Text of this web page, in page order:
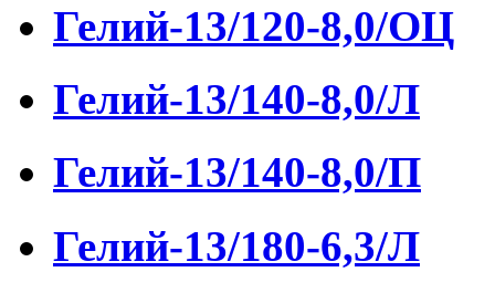
Гелий-13/120-8,0/ОЦ
Гелий-13/140-8,0/Л
Гелий-13/140-8,0/П
Гелий-13/180-6,3/Л